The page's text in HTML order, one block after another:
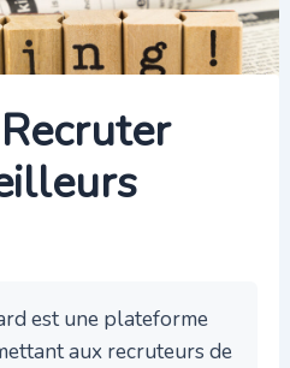
est une plateforme
aux recruteurs de